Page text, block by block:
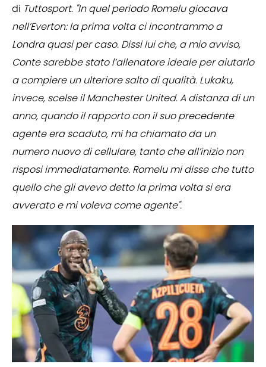
di Tuttosport. "In quel periodo Romelu giocava
nell’Everton: la prima volta ci incontrammo a
Londra quasi per caso. Dissi lui che, a mio avviso,
Conte sarebbe stato l’allenatore ideale per aiutarlo
a compiere un ulteriore salto di qualità. Lukaku,
invece, scelse il Manchester United. A distanza di un
anno, quando il rapporto con il suo precedente
agente era scaduto, mi ha chiamato da un
numero nuovo di cellulare, tanto che all’inizio non
risposi immediatamente. Romelu mi disse che tutto
quello che gli avevo detto la prima volta si era
avverato e mi voleva come agente".